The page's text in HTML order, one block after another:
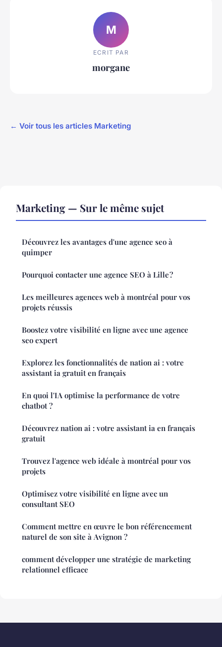
M
ECRIT PAR
morgane
← Voir tous les articles Marketing
Marketing — Sur le même sujet
Découvrez les avantages d'une agence seo à
quimper
Pourquoi contacter une agence SEO à Lille ?
Les meilleures agences web à montréal pour vos
projets réussis
Boostez votre visibilité en ligne avec une agence
seo expert
Explorez les fonctionnalités de nation ai : votre
assistant ia gratuit en français
En quoi l'IA optimise la performance de votre
chatbot ?
Découvrez nation ai : votre assistant ia en français
gratuit
Trouvez l'agence web idéale à montréal pour vos
projets
Optimisez votre visibilité en ligne avec un
consultant SEO
Comment mettre en œuvre le bon référencement
naturel de son site à Avignon ?
comment développer une stratégie de marketing
relationnel efficace